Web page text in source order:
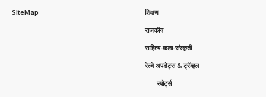
SiteMap शिक्षण
राजकीय
साहित्य-कला-संस्कृती
रेल्वे अपडेट्स & ट्रॅव्हल
स्पोर्ट्स